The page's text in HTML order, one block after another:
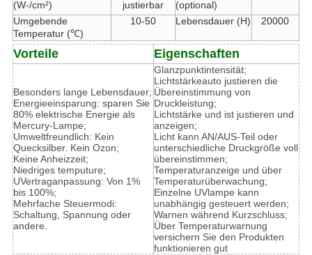
(W-/cm²)
justierbar
(optional)
Umgebende
Temperatur (℃)
10-50 Lebensdauer (H) 20000
Vorteile Eigenschaften
Besonders lange Lebensdauer;
Energieeinsparung: sparen Sie
80% elektrische Energie als
Mercury-Lampe;
Umweltfreundlich: Kein
Quecksilber. Kein Ozon;
Keine Anheizzeit;
Niedriges temputure;
UVertraganpassung: Von 1%
bis 100%;
Mehrfache Steuermodi:
Schaltung, Spannung oder
andere.
Glanzpunktintensität;
Lichtstärkeauto justieren die
Übereinstimmung von
Druckleistung;
Lichtstärke und ist justieren und
anzeigen;
Licht kann AN/AUS-Teil oder
unterschiedliche Druckgröße voll
übereinstimmen;
Temperaturanzeige und über
Temperaturüberwachung;
Einzelne UVlampe kann
unabhängig gesteuert werden;
Warnen während Kurzschluss;
Über Temperaturwarnung
versichern Sie den Produkten
funktionieren gut